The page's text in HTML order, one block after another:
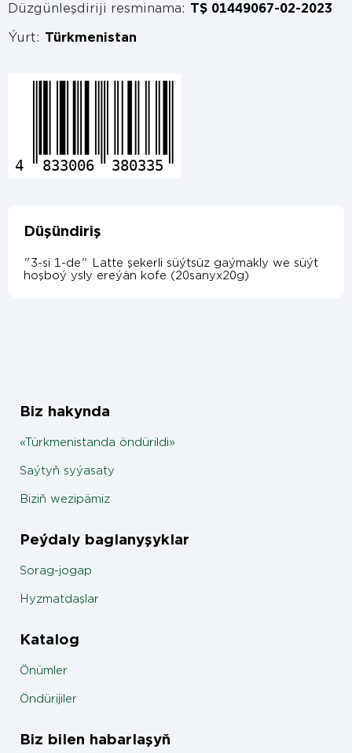
Düzgünleşdiriji resminama: TŞ 01449067-02-2023
Ýurt: Türkmenistan
4 833006 380335
Düşündiriş
"3-si 1-de" Latte şekerli süýtsüz gaýmakly we süýt
hoşboý ysly ereýän kofe (20sanyx20g)
Biz hakynda
«Türkmenistanda öndürildi»
Saýtyň syýasaty
Biziň wezipämiz
Peýdaly baglanyşyklar
Sorag-jogap
Hyzmatdaşlar
Katalog
Önümler
Öndürijiler
Biz bilen habarlaşyň